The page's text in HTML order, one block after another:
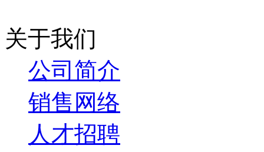
关于我们
公司简介
销售网络
人才招聘